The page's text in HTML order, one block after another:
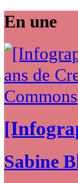
En une
Sabine